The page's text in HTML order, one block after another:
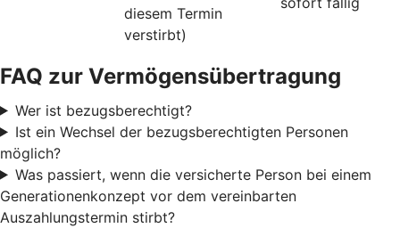
diesem Termin
verstirbt)
FAQ zur Vermögensübertragung
Wer ist bezugsberechtigt?
Ist ein Wechsel der bezugsberechtigten Personen
möglich?
Was passiert, wenn die versicherte Person bei einem
Generationenkonzept vor dem vereinbarten
Auszahlungstermin stirbt?